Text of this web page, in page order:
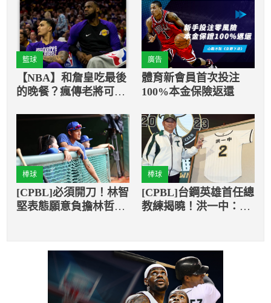
籃球
【NBA】和詹皇吃最後
的晚餐？瘋傳老將可能
廣告
體育新會員首次投注
100%本金保險返還
棒球
[CPBL]必須開刀！林智
堅表態願意負擔林哲瑄
棒球
[CPBL]台鋼英雄首任總
教練揭曉！洪一中：能